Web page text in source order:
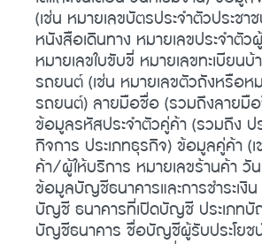
(เช่น หมายเลขบัตรประจำตัวประชา
หนังสือเดินทาง หมายเลขประจำตัว
หมายเลขใบขับขี่ หมายเลขทะเบียน
รถยนต์ (เช่น หมายเลขตัวถังหรือหม
รถยนต์) ลายมือชื่อ (รวมถึงลายมื
ข้อมูลรหัสประจำตัวคู่ค้า (รวมถึง ป
กิจการ ประเภทธุรกิจ) ข้อมูลคู่ค้า (เ
ค้า/ผู้ให้บริการ หมายเลขร้านค้า วั
ข้อมูลบัญชีธนาคารและการชำระเงิน
บัญชี ธนาคารที่เปิดบัญชี ประเภทบั
บัญชีธนาคาร ชื่อบัญชีผู้รับประโยช